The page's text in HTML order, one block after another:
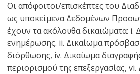
Οι απόφοιτοι/επισκέπτες του
ως υποκείμενα Δεδομένων
έχουν τα ακόλουθα δικαιώματα: i.
ενημέρωσης. ii. Δικαίωμα
διόρθωσης, iv. Δικαίωμα
περιορισμού της επεξεργασίας,